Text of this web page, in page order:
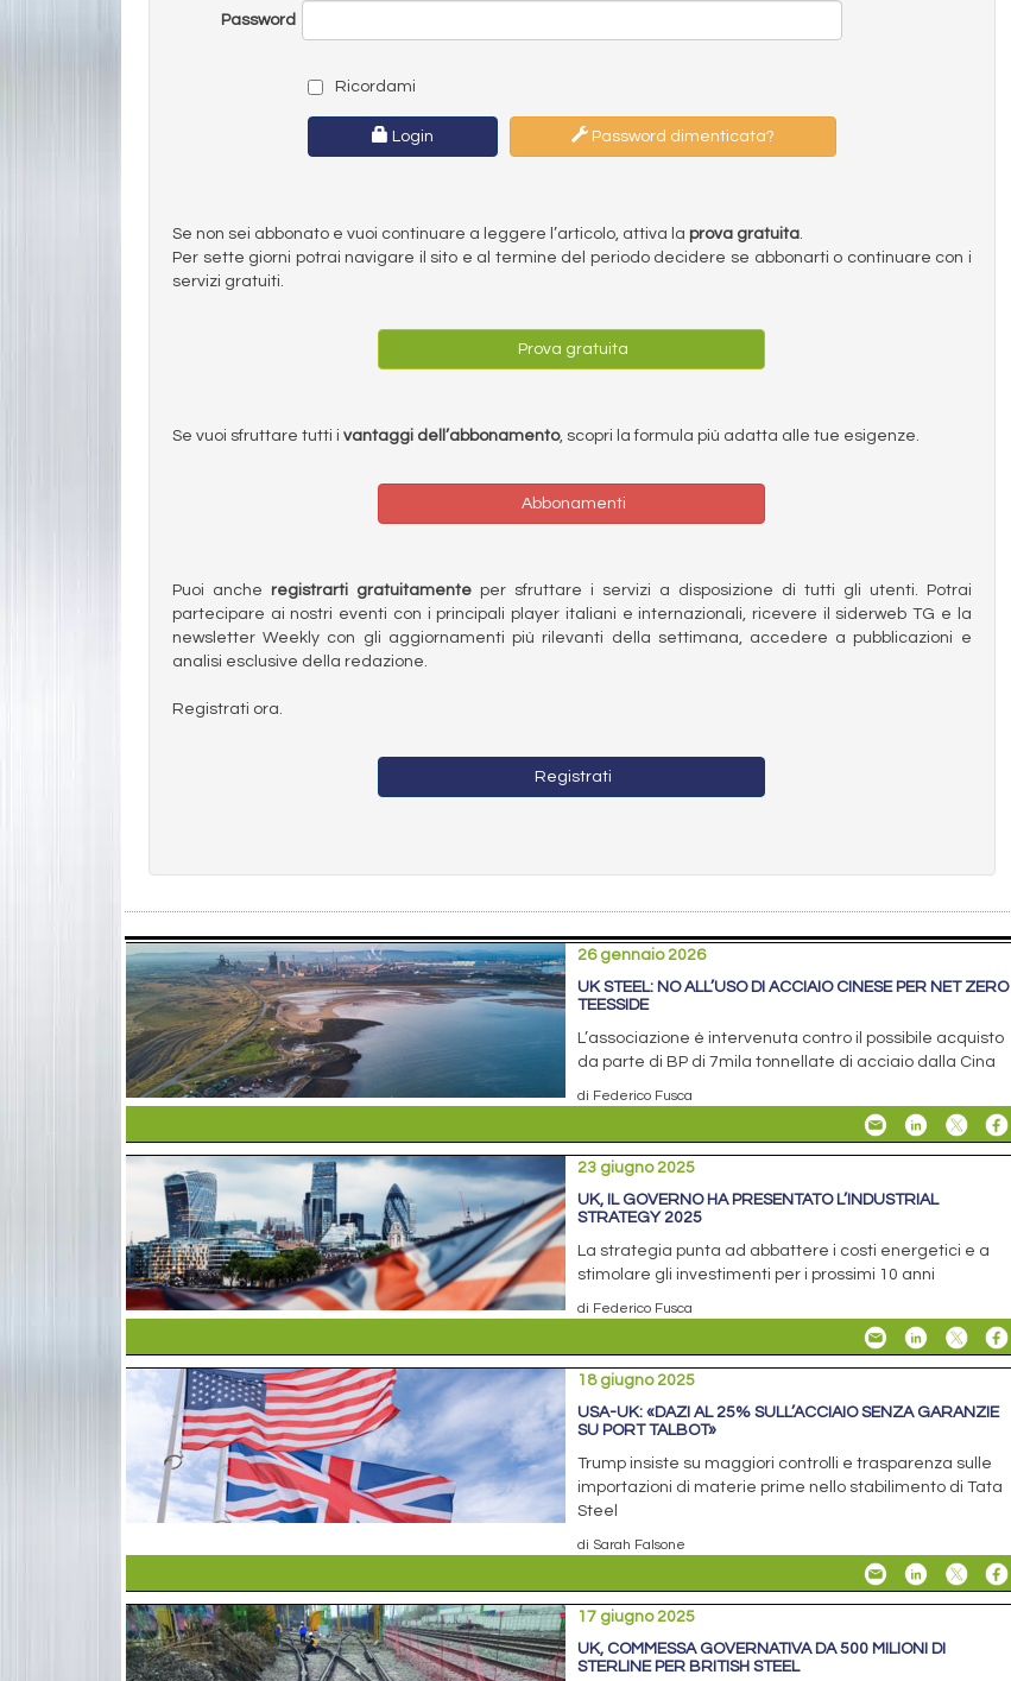
Password
Ricordami
Login Password dimenticata?
Se non sei abbonato e vuoi continuare a leggere l’articolo, attiva la prova gratuita.
Per sette giorni potrai navigare il sito e al termine del periodo decidere se abbonarti o continuare con i
servizi gratuiti.
Prova gratuita
Se vuoi sfruttare tutti i vantaggi dell’abbonamento, scopri la formula più adatta alle tue esigenze.
Abbonamenti
Puoi anche registrarti gratuitamenteper sfruttare i servizi a disposizione di tutti gli utenti. Potrai
partecipare ai nostri eventi con i principali player italiani e internazionali, ricevere il siderweb TG e la
newsletter Weekly con gli aggiornamenti più rilevanti della settimana, accedere a pubblicazioni e
analisi esclusive della redazione.
Registrati ora.
Registrati
26 gennaio 2026
UK STEEL: NO ALL’USO DI ACCIAIO CINESE PER NET ZERO
TEESSIDE
L’associazione è intervenuta contro il possibile acquisto
da parte di BP di 7mila tonnellate di acciaio dalla Cina
di Federico Fusca
23 giugno 2025
UK, IL GOVERNO HA PRESENTATO L’INDUSTRIAL
STRATEGY 2025
La strategia punta ad abbattere i costi energetici e a
stimolare gli investimenti per i prossimi 10 anni
di Federico Fusca
18 giugno 2025
USA-UK: «DAZI AL 25% SULL’ACCIAIO SENZA GARANZIE
SU PORT TALBOT»
Trump insiste su maggiori controlli e trasparenza sulle
importazioni di materie prime nello stabilimento di Tata
Steel
di Sarah Falsone
17 giugno 2025
UK, COMMESSA GOVERNATIVA DA 500 MILIONI DI
STERLINE PER BRITISH STEEL